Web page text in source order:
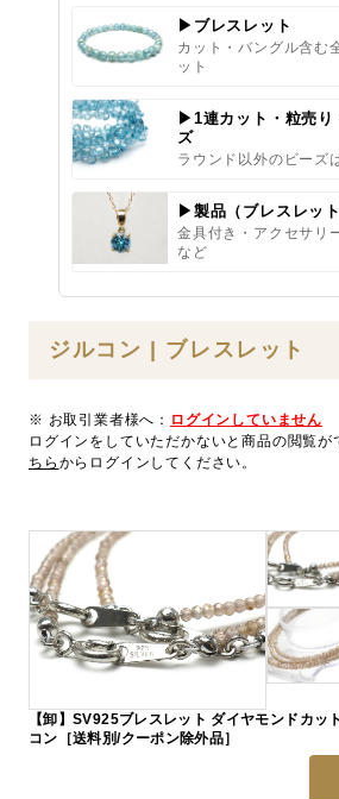
▶ブレスレット
カット・バングル含む
ット
▶1連カット・粒売り
ズ
ラウンド以外のビーズ
▶製品（ブレスレット
金具付き・アクセサリ
など
ジルコン | ブレスレット
※ お取引業者様へ： ログインしていません
ログインをしていただかないと商品の閲覧が
ちら からログインしてください。
【卸】SV925ブレスレット ダイヤモンドカッ
コン［送料別/クーポン除外品］